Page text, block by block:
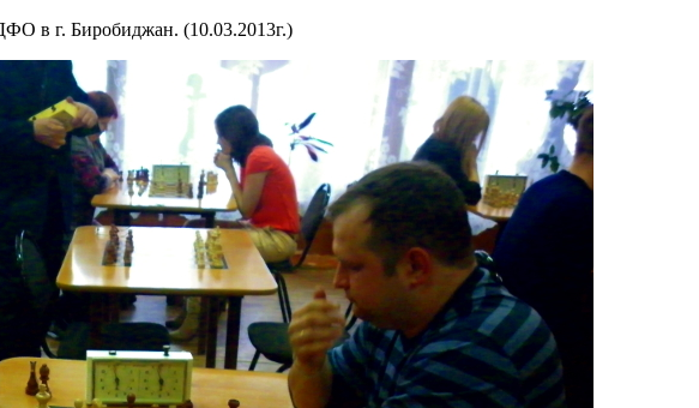
в г. Биробиджан. (10.03.2013г.)